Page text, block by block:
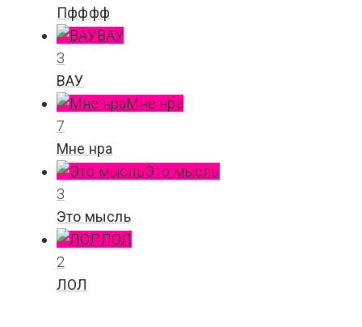
Пфффф
ВАУ
3
ВАУ
Мне нра
7
Мне нра
Это мысль
3
Это мысль
ЛОЛ
2
ЛОЛ